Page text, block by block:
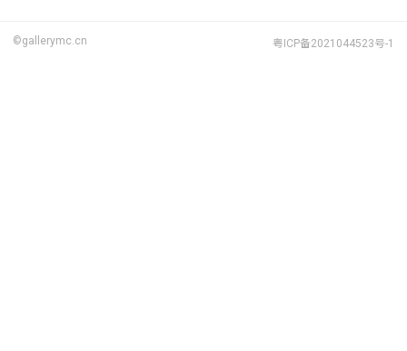
©gallerymc.cn 粤ICP备2021044523号-1